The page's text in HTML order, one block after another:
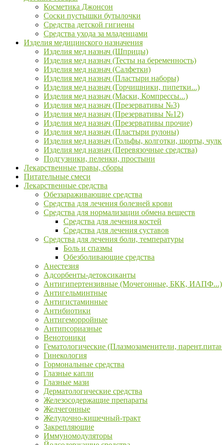
Косметика Джонсон
Соски пустышки бутылочки
Средства детской гигиены
Средства ухода за младенцами
Изделия медицинского назначения
Изделия мед назнач (Шприцы)
Изделия мед назнач (Тесты на беременность)
Изделия мед назнач (Салфетки)
Изделия мед назнач (Пластыри наборы)
Изделия мед назнач (Горчишники, пипетки...)
Изделия мед назнач (Маски, Компрессы...)
Изделия мед назнач (Презервативы №3)
Изделия мед назнач (Презервативы №12)
Изделия мед назнач (Презервативы прочие)
Изделия мед назнач (Пластыри рулоны)
Изделия мед назнач (Гольфы, колготки, шорты,
Изделия мед назнач (Перевязочные средства)
Подгузники, пеленки, простыни
Лекарственные травы, сборы
Питательные смеси
Лекарственные средства
Обеззараживающие средства
Средства для лечения болезней крови
Средства для нормализации обмена веществ
Средства для лечения костей
Средства для лечения суставов
Средства для лечения боли, температуры
Боль и спазмы
Обезболивающие средства
Анестезия
Адсорбенты-детоксиканты
Антигипертензивные (Мочегонные, БКК, ИАПФ...)
Антигельминтные
Антигистаминные
Антибиотики
Антигеморройные
Антипсориазные
Венотоники
Гематологические (Плазмозаменители,
Гинекология
Гормональные средства
Глазные капли
Глазные мази
Дерматологические средства
Железосодержащие препараты
Желчегонные
Желудочно-кишечный-тракт
Закрепляющие
Иммуномодуляторы